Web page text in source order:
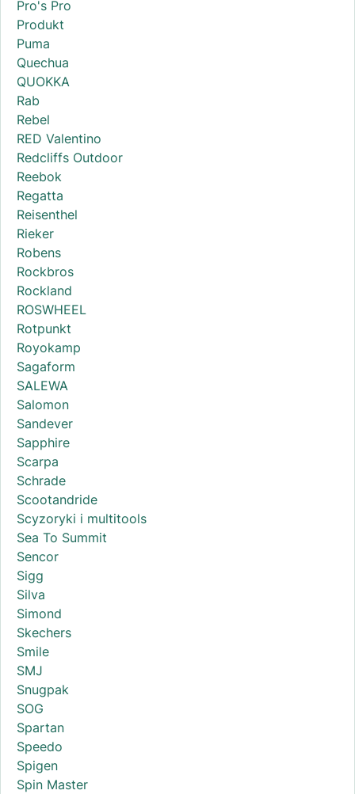
Pro's Pro
Produkt
Puma
Quechua
QUOKKA
Rab
Rebel
RED Valentino
Redcliffs Outdoor
Reebok
Regatta
Reisenthel
Rieker
Robens
Rockbros
Rockland
ROSWHEEL
Rotpunkt
Royokamp
Sagaform
SALEWA
Salomon
Sandever
Sapphire
Scarpa
Schrade
Scootandride
Scyzoryki i multitools
Sea To Summit
Sencor
Sigg
Silva
Simond
Skechers
Smile
SMJ
Snugpak
SOG
Spartan
Speedo
Spigen
Spin Master